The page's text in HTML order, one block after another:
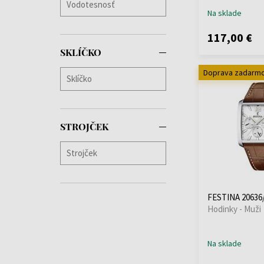
Sports(2)
Stewart(2)
Styleshift(1)
Super Titanium
TH85
Timeless
Trent
Troy(1)
Tyson
Underlined(1)
SKLÍČKO
STROJČEK
Na sklade
117,00 €
Doprava
FESTINA
Hodinky - Muži
Na sklade